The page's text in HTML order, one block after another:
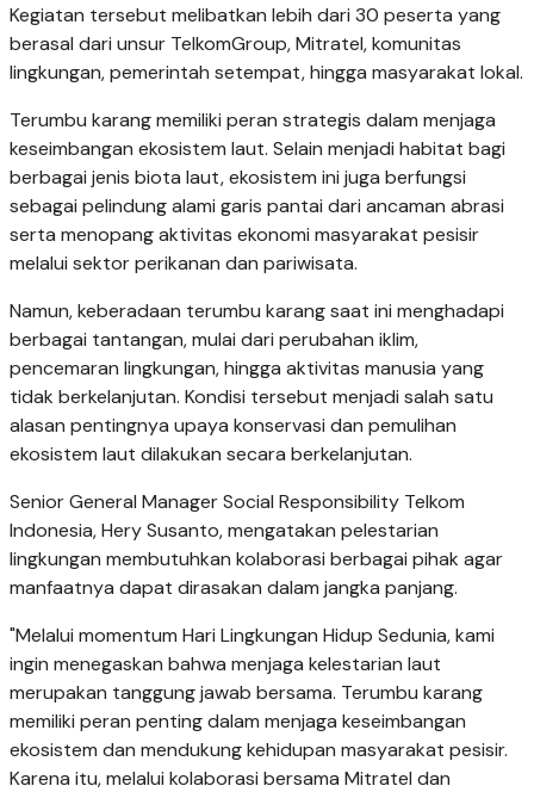
Kegiatan tersebut melibatkan lebih dari 30 peserta yang
berasal dari unsur TelkomGroup, Mitratel, komunitas
lingkungan, pemerintah setempat, hingga masyarakat lokal.
Terumbu karang memiliki peran strategis dalam menjaga
keseimbangan ekosistem laut. Selain menjadi habitat bagi
berbagai jenis biota laut, ekosistem ini juga berfungsi
sebagai pelindung alami garis pantai dari ancaman abrasi
serta menopang aktivitas ekonomi masyarakat pesisir
melalui sektor perikanan dan pariwisata.
Namun, keberadaan terumbu karang saat ini menghadapi
berbagai tantangan, mulai dari perubahan iklim,
pencemaran lingkungan, hingga aktivitas manusia yang
tidak berkelanjutan. Kondisi tersebut menjadi salah satu
alasan pentingnya upaya konservasi dan pemulihan
ekosistem laut dilakukan secara berkelanjutan.
Senior General Manager Social Responsibility Telkom
Indonesia, Hery Susanto, mengatakan pelestarian
lingkungan membutuhkan kolaborasi berbagai pihak agar
manfaatnya dapat dirasakan dalam jangka panjang.
"Melalui momentum Hari Lingkungan Hidup Sedunia, kami
ingin menegaskan bahwa menjaga kelestarian laut
merupakan tanggung jawab bersama. Terumbu karang
memiliki peran penting dalam menjaga keseimbangan
ekosistem dan mendukung kehidupan masyarakat pesisir.
Karena itu, melalui kolaborasi bersama Mitratel dan